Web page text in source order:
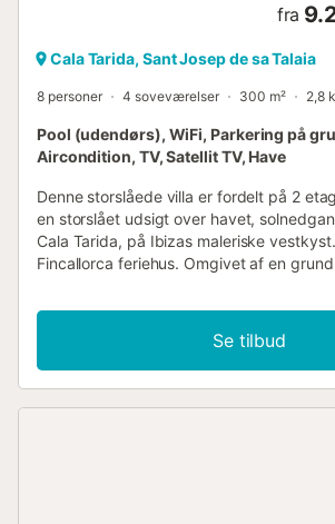
fra
Cala Tarida, Sant Josep de sa Talaia
8 personer 4 soveværelser 300 m² 2,8
Pool (udendørs), WiFi, Parkering på
Aircondition, TV, Satellit TV, Have
Denne storslåede villa er fordelt på 2
en storslået udsigt over havet,
Cala Tarida, på Ibizas maleriske
Fincallorca feriehus. Omgivet af en
dobbeltsenge (1,80 x 2m eller 2x2m) og
enkeltsenge, alle velindrettede,
store indbyggede skabe. Der er i alt 4
med bruser og 1 med badekar. Et af
Se tilbud